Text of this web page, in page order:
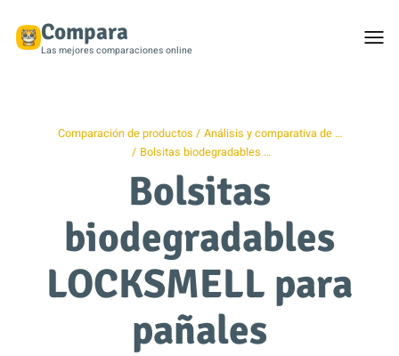
Compara
Las mejores comparaciones online
Comparación de productos
Análisis y comparativa de …
Bolsitas biodegradables …
Bolsitas
biodegradables
LOCKSMELL para
pañales